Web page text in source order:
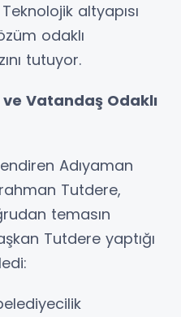
altyapısı
odaklı
tutuyor.
ve Vatandaş Odaklı
Adıyaman
Tutdere,
temasın
Tutdere yaptığı